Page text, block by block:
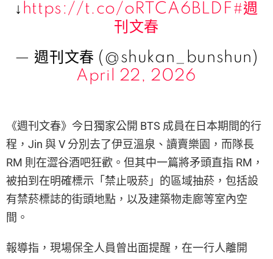
↓ https://t.co/oRTCA6BLDF#週
刊文春
— 週刊文春 (@shukan_bunshun)
April 22, 2026
《週刊文春》今日獨家公開 BTS 成員在日本期間的行
程，Jin 與 V 分別去了伊豆溫泉、讀賣樂園，而隊長
RM 則在澀谷酒吧狂歡。但其中一篇將矛頭直指 RM，
被拍到在明確標示「禁止吸菸」的區域抽菸，包括設
有禁菸標誌的街頭地點，以及建築物走廊等室內空
間。
報導指，現場保全人員曾出面提醒，在一行人離開